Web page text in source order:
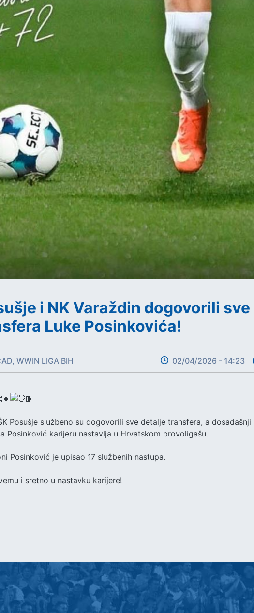
i NK Varaždin dogovorili
Luke Posinkovića!
WWIN LIGA BIH 02/04/2026 - 14:23
Posušje službeno su dogovorili sve detalje transfera, a
Posinković karijeru nastavlja u Hrvatskom provoligašu.
Posinković je upisao 17 službenih nastupa.
i sretno u nastavku karijere!